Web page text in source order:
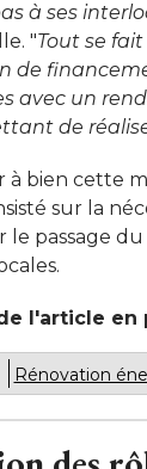
à ses
"Tout se
de
avec un
de
à bien cette
sur la
le passage
l'article en
Rénovation